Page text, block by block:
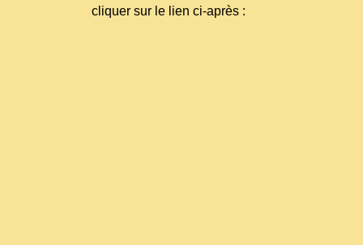
cliquer sur le lien ci-après :